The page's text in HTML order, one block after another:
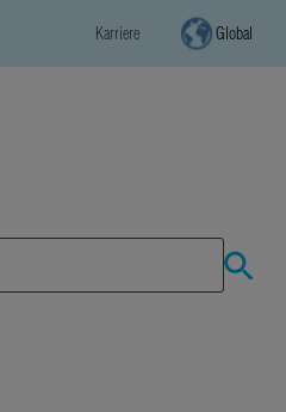
Karriere Global